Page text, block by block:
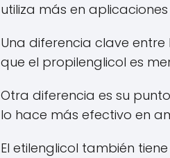
utiliza más en
Una diferencia clave entre
que el propilenglicol es
Otra diferencia es su
lo hace más efectivo en
El etilenglicol también